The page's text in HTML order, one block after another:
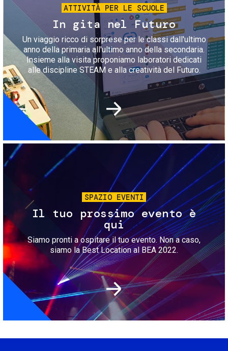
ATTIVITÀ PER LE SCUOLE
In gita nel Futuro
Un viaggio ricco di sorprese per le classi dall'ultimo
anno della primaria all'ultimo anno della secondaria.
Insieme alla visita proponiamo laboratori dedicati
alle discipline STEAM e alla creatività del Futuro.
Immagine
SPAZIO EVENTI
Il tuo prossimo evento è
qui
Siamo pronti a ospitare il tuo evento. Non a caso,
siamo la Best Location al BEA 2022.